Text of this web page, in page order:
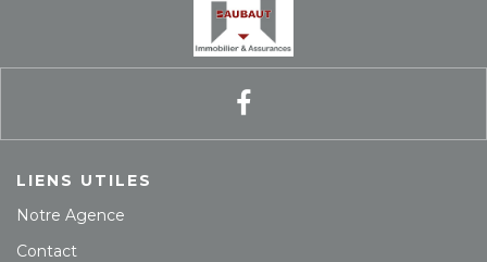
LIENS UTILES
Notre Agence
Contact